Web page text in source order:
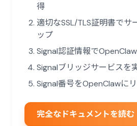
得
適切なSSL/TLS証明書でサ
ップ
Signal認証情報で
Signalブリッジサービスを
Signal番号をOpenClawに
完全なドキュメントを読む